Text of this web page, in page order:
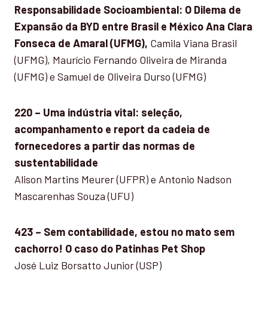
Responsabilidade Socioambiental: O Dilema de
Expansão da BYD entre Brasil e México Ana Clara
Fonseca de Amaral (UFMG), Camila Viana Brasil
(UFMG), Maurício Fernando Oliveira de Miranda
(UFMG) e Samuel de Oliveira Durso (UFMG)
220 – Uma indústria vital: seleção,
acompanhamento e report da cadeia de
fornecedores a partir das normas de
sustentabilidade
Alison Martins Meurer (UFPR) e Antonio Nadson
Mascarenhas Souza (UFU)
423 – Sem contabilidade, estou no mato sem
cachorro! O caso do Patinhas Pet Shop
José Luiz Borsatto Junior (USP)